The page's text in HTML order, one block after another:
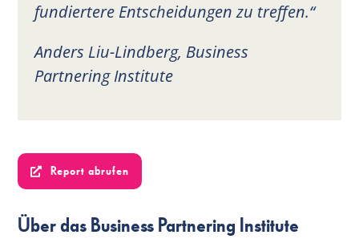
fundiertere Entscheidungen zu treffen.“
Anders Liu-Lindberg, Business
Partnering Institute
Report abrufen
Über das Business Partnering Institute